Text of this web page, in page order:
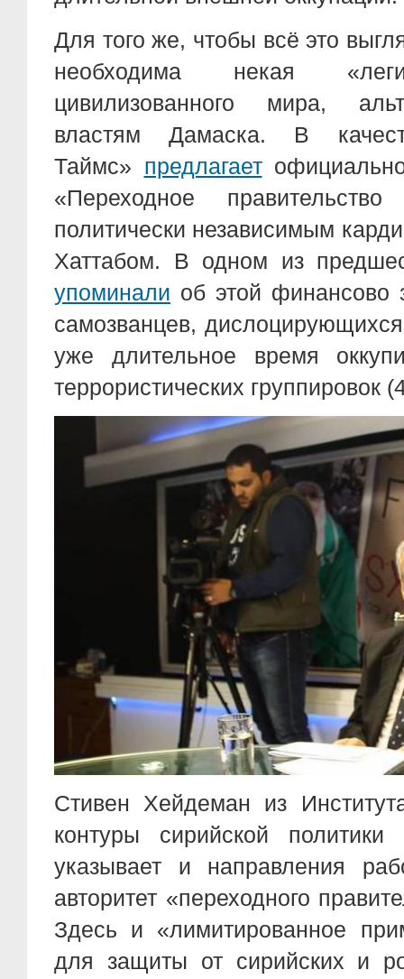
Для того же, чтобы всё это
необходима некая
цивилизованного мира,
властям Дамаска. В
Таймс» предлагаетофициально
«Переходное
политически независимым
Хаттабом. В одном из
упоминали об этой финансово
самозванцев,
уже длительное время
террористических группировок
Стивен Хейдеман из
контуры сирийской
указывает и направления
авторитет «переходного
Здесь и «лимитированное
для защиты от сирийских и